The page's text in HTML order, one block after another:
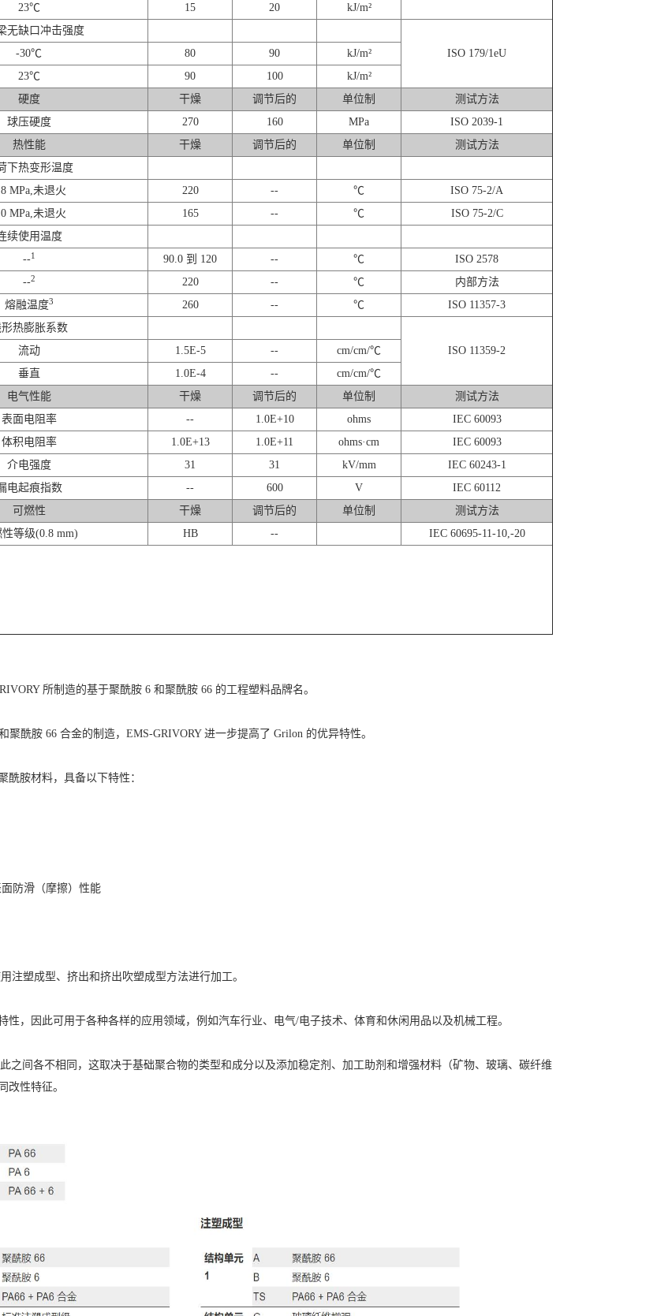
23℃
15 20
kJ/m²
无缺口冲击强度
ISO 179/1eU
-30℃ 80 90
kJ/m²
23℃
90 100
kJ/m²
硬度
干燥 调节后的 单位制
测试方法
球压硬度
270 160 MPa
ISO 2039-1
热性能
干燥 调节后的 单位制
测试方法
下热变形温度
MPa,未退火
220 -- ℃
ISO 75-2/A
MPa,未退火
165 -- ℃
ISO 75-2/C
续使用温度
--1 90.0 到 120 -- ℃
ISO 2578
--2 220 -- ℃
内部方法
熔融温度3 260 -- ℃
ISO 11357-3
热膨胀系数
ISO 11359-2
流动 1.5E-5 --
cm/cm/℃
垂直
1.0E-4 --
cm/cm/℃
电气性能
干燥 调节后的 单位制
测试方法
表面电阻率
-- 1.0E+10 ohms
IEC 60093
体积电阻率
1.0E+13 1.0E+11 ohms·cm
IEC 60093
介电强度
31 31 kV/mm
IEC 60243-1
电起痕指数
-- 600 V
IEC 60112
可燃性
干燥 调节后的 单位制
测试方法
性等级(0.8 mm)
HB --
IEC 60695-11-10,-20
所制造的基于聚酰胺 6 和聚酰胺 66 的工程塑料品牌名。
聚酰胺 66 合金的制造，EMS-GRIVORY 进一步提高了 Grilon 的优异特性。
酰胺材料，具备以下特性：
防滑（摩擦）性能
注塑成型、挤出和挤出吹塑成型方法进行加工。
性，因此可用于各种各样的应用领域，例如汽车行业、电气/电子技术、体育和休闲用品以及机械工程。
之间各不相同，这取决于基础聚合物的类型和成分以及添加稳定剂、加工助剂和增强材料（矿物、玻璃、碳纤维
改性特征。